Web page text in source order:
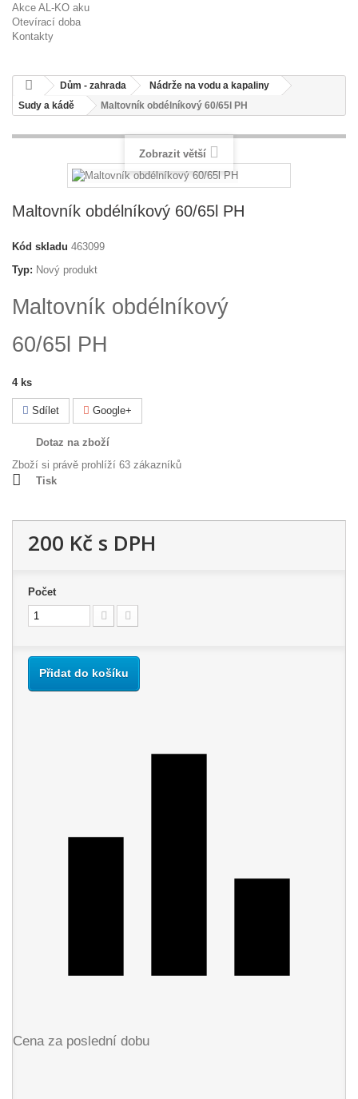
Akce AL-KO aku
Otevírací doba
Kontakty
Dům - zahrada
Nádrže na vodu a kapaliny
Sudy a kádě
Maltovník obdélníkový 60/65l PH
Zobrazit větší
Maltovník obdélníkový 60/65l PH
Kód skladu 463099
Typ: Nový produkt
Maltovník obdélníkový
60/65l PH
4 ks
Sdílet Google+
Dotaz na zboží
Zboží si právě prohlíží 63 zákazníků
Tisk
200 Kč s DPH
Počet
Přidat do košíku
Cena za poslední dobu